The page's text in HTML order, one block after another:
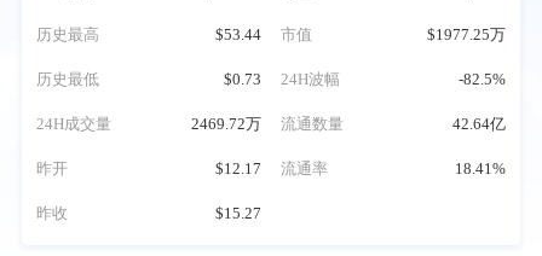
历史最高 $53.44 市值 $1977.25万
历史最低 $0.73 24H波幅 -82.5%
24H成交量 2469.72万 流通数量 42.64亿
昨开 $12.17 流通率 18.41%
昨收 $15.27